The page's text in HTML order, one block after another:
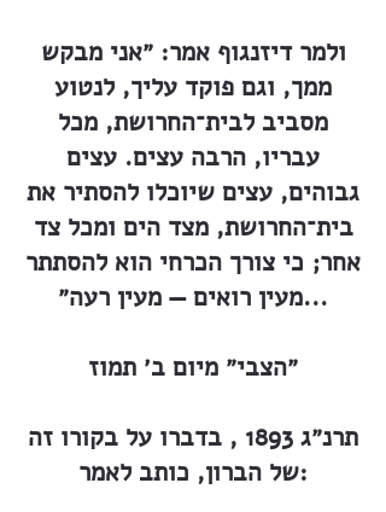
ולמר דיזנגוף אמר: ״אני מבקש
ממך, וגם פוקד עליך, לנטוע
מסביב לבית־החרושת, מכל
עבריו, הרבה עצים. עצים
גבוהים, עצים שיוכלו להסתיר את
בית־החרושת, מצד הים ומכל צד
אחר; כי צורך הכרחי הוא להסתתר
מעין רואים — מעין רעה״...
״הצבי״ מיום ב׳ תמוז
תרנ״ג 1893 , בדברו על בקורו זה
של הברון, כותב לאמר: